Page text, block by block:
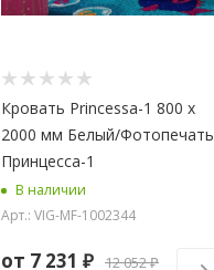
Кровать Princessa-1 800 х
2000 мм Белый/Фотопечать
Принцесса-1
В наличии
Арт.: VIG-MF-1002344
от 7 231 ₽ 12 052 ₽